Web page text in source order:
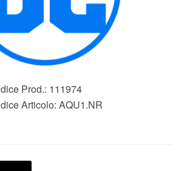
Prod.: 111974
Articolo: AQU1.NR